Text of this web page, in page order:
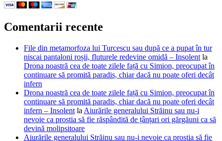
Comentarii recente
File din metamorfoza lui Turcescu sau după ce a pupat în tur
niscai pantaloni roșii, fluturele redevine omidă – Insolent la
Drona noastră cea de toate zilele față cu Simion, preocupat în
continuare să promită paradis, chiar dacă nu poate oferi decât
infern
Drona noastră cea de toate zilele față cu Simion, preocupat în
continuare să promită paradis, chiar dacă nu poate oferi decât
infern – Insolent la Aiurările generalului Străinu sau nu-i
nevoie ca prostia să fie răspândită de țânțari ori gărgăuni ca să
devină molipsitoare
Aiurările generalului Străinu sau nu-i nevoie ca prostia să fie